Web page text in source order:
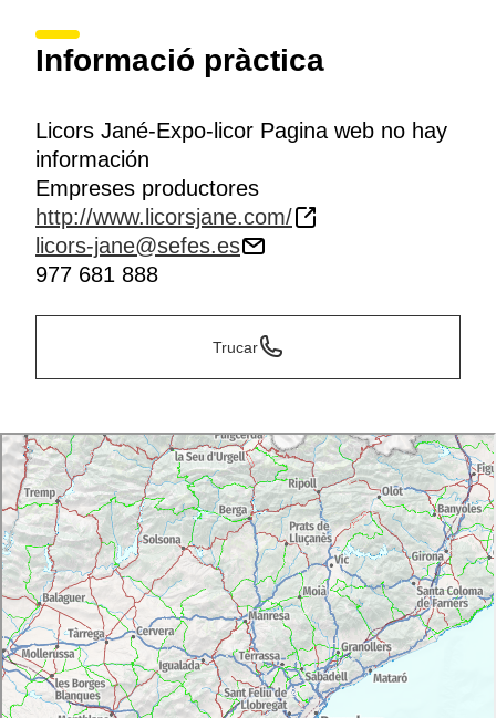
Informació pràctica
Licors Jané-Expo-licor Pagina web no hay
información
Empreses productores
http://www.licorsjane.com/
licors-jane@sefes.es
977 681 888
Trucar